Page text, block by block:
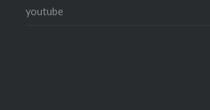
youtube